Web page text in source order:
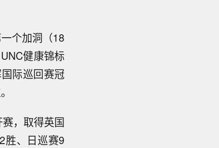
个加洞（18
健康锦标
际巡回赛冠
，取得英国
胜、日巡赛9